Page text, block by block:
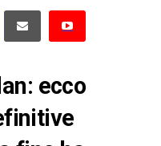
ecco